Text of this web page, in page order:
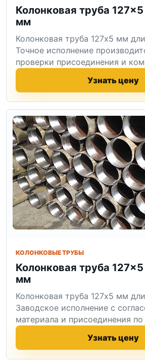
Колонковая труба
мм
Колонковая труба 127x5 мм
Точное исполнение
проверки присоединения и
Узнать цену
КОЛОНКОВЫЕ ТРУБЫ
Колонковая труба
мм
Колонковая труба 127x5 мм
Заводское исполнение с
материала и присоединения по
Узнать цену